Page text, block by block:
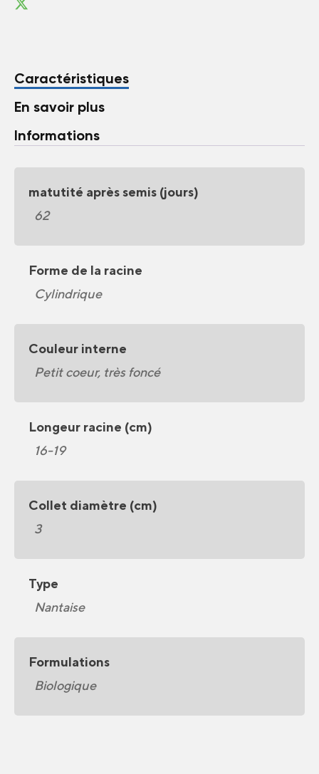
Caractéristiques
En savoir plus
Informations
matutité après semis (jours)
62
Forme de la racine
Cylindrique
Couleur interne
Petit coeur, très foncé
Longeur racine (cm)
16-19
Collet diamètre (cm)
3
Type
Nantaise
Formulations
Biologique